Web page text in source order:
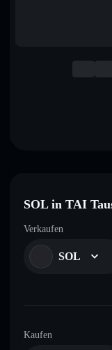
SOL in TAI
Verkaufen
SOL
Kaufen